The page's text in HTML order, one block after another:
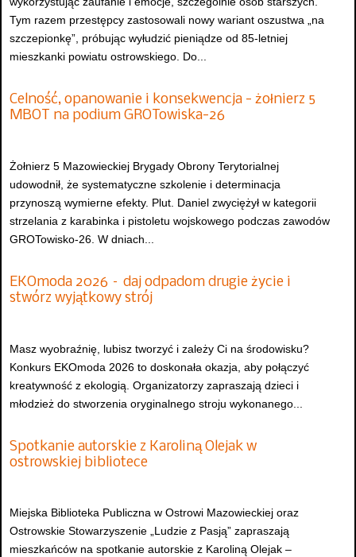
Tym razem przestępcy zastosowali nowy wariant oszustwa „na
szczepionkę”, próbując wyłudzić pieniądze od 85-letniej
mieszkanki powiatu ostrowskiego. Do...
Celność, opanowanie i konsekwencja - żołnierz 5
MBOT na podium GROTowiska-26
Żołnierz 5 Mazowieckiej Brygady Obrony Terytorialnej
udowodnił, że systematyczne szkolenie i determinacja
przynoszą wymierne efekty. Plut. Daniel zwyciężył w kategorii
strzelania z karabinka i pistoletu wojskowego podczas zawodów
GROTowisko-26. W dniach...
EKOmoda 2026 – daj odpadom drugie życie i
stwórz wyjątkowy strój
Masz wyobraźnię, lubisz tworzyć i zależy Ci na środowisku?
Konkurs EKOmoda 2026 to doskonała okazja, aby połączyć
kreatywność z ekologią. Organizatorzy zapraszają dzieci i
młodzież do stworzenia oryginalnego stroju wykonanego...
Spotkanie autorskie z Karoliną Olejak w
ostrowskiej bibliotece
Miejska Biblioteka Publiczna w Ostrowi Mazowieckiej oraz
Ostrowskie Stowarzyszenie „Ludzie z Pasją” zapraszają
mieszkańców na spotkanie autorskie z Karoliną Olejak –